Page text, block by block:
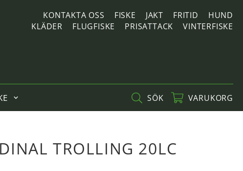
KONTAKTA OSS FISKE JAKT FRITID
HUND
KLÄDER
FLUGFISKE PRISATTACK VINTERFISKE
SÖK VARUKORG
TROLLING 20LC